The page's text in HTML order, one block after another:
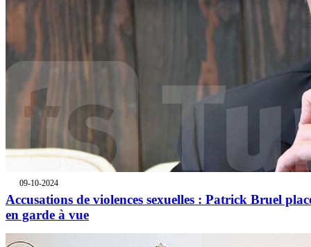
09-10-2024
Accusations de violences sexuelles : Patrick Bruel
en garde à vue